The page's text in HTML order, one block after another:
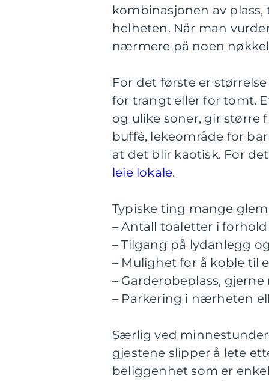
kombinasjonen av
helheten. Når man
nærmere på noen
For det første er
for trangt eller for tomt.
og ulike soner, gir større
buffé, lekeområde for
at det blir kaotisk. For
leie lokale.
Typiske ting mange
– Antall toaletter i
– Tilgang på lydanlegg
– Mulighet for å koble til
– Garderobeplass,
– Parkering i nærheten
Særlig ved
gjestene slipper å lete
beliggenhet som er